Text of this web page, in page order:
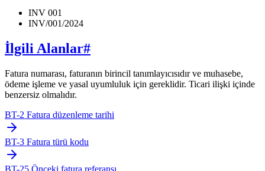
INV 001
INV/001/2024
İlgili Alanlar#
Fatura numarası, faturanın birincil tanımlayıcısıdır ve muhasebe,
ödeme işleme ve yasal uyumluluk için gereklidir. Ticari ilişki içinde
benzersiz olmalıdır.
BT-2 Fatura düzenleme tarihi
BT-3 Fatura türü kodu
BT-25 Önceki fatura referansı